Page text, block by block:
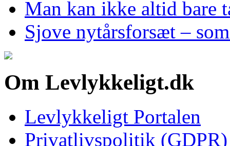
Man kan ikke altid bare
Sjove nytårsforsæt –
Om Levlykkeligt.dk
Levlykkeligt Portalen
Privatlivspolitik (GDPR)